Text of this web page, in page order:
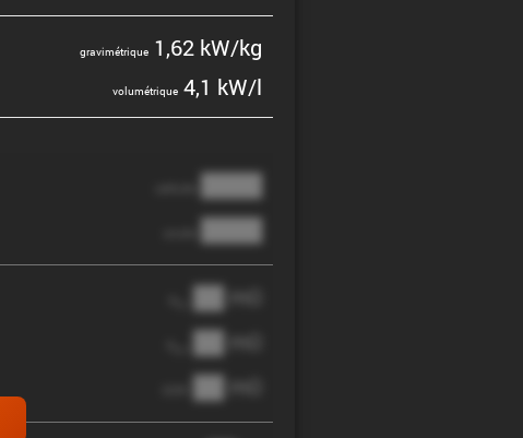
gravi­mé­trique1,62 kW/kg
volumé­trique4,1 kW/l
████
████
██ mΩ
██ mΩ
██ mΩ